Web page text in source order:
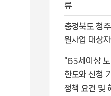
류
충청북도 청
원사업 대상
“65세이상 노
한도와 신청
정책 요건 및